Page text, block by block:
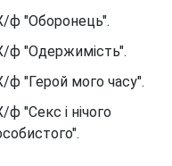
ф "Оборонець".
ф "Одержимість".
ф "Герой мого часу".
ф "Секс і нічого